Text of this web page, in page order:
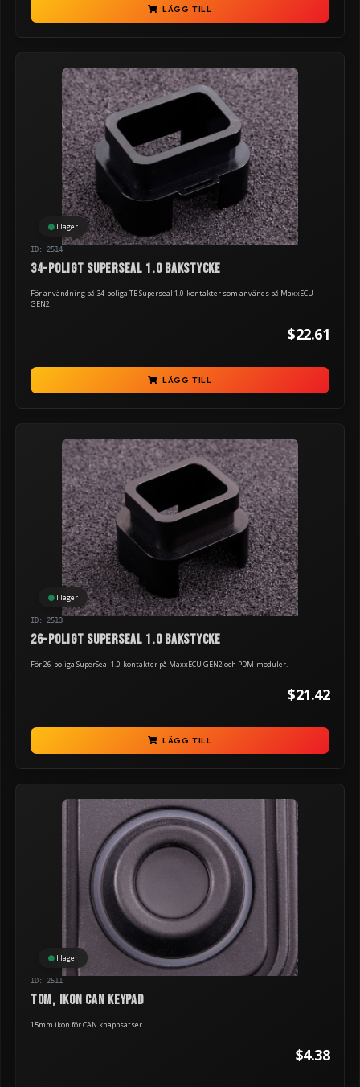
LÄGG TILL
I lager
ID: 2514
34-poligt Superseal 1.0 bakstycke
För användning på 34-poliga TE Superseal 1.0-kontakter som används på MaxxECU
GEN2.
$22.61
LÄGG TILL
I lager
ID: 2513
26-poligt Superseal 1.0 bakstycke
För 26-poliga SuperSeal 1.0-kontakter på MaxxECU GEN2 och PDM-moduler.
$21.42
LÄGG TILL
I lager
ID: 2511
TOM, ikon can keypad
15mm ikon för CAN knappsatser
$4.38